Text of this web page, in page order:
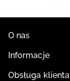
O nas
Informacje
Obsługa klienta